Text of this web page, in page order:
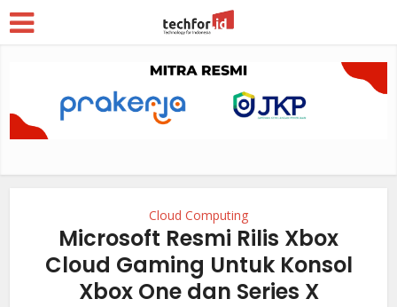
Cloud Computing
Microsoft Resmi Rilis Xbox
Cloud Gaming Untuk Konsol
Xbox One dan Series X